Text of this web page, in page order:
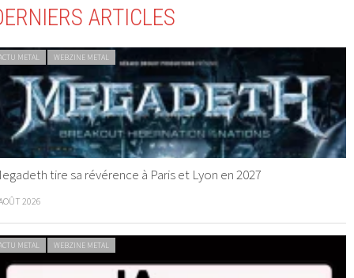
ARTICLES
METAL WEBZINE METAL
tire sa révérence à Paris et Lyon en 2027
2026
METAL WEBZINE METAL